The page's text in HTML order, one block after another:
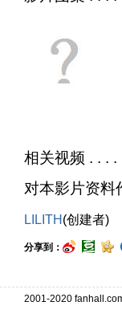
相关视频 . . . .
对本影片资料
LILITH(创建者)
分享到：
2001-2020